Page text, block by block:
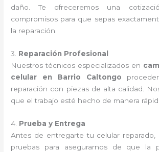
daño. Te ofreceremos una
compromisos para que sepas
la reparación.
3. Reparación Profesional
Nuestros técnicos especializados en
celular en Barrio Caltongo
reparación con piezas de alta calidad.
que el trabajo esté hecho de manera
4. Prueba y Entrega
Antes de entregarte tu celular reparado,
pruebas para asegurarnos de que la